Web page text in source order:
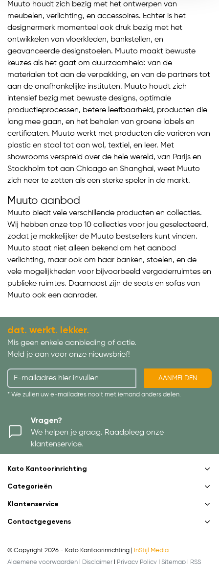
Muuto houdt zich bezig met het ontwerpen van
meubelen, verlichting, en accessoires. Echter is het
designermerk momenteel ook druk bezig met het
ontwikkelen van vloerkleden, bankstellen, en
geavanceerde designstoelen. Muuto maakt bewuste
keuzes als het gaat om duurzaamheid: van de
materialen tot aan de verpakking, en van de partners tot
aan de onafhankelijke instituten. Muuto houdt zich
intensief bezig met bewuste designs, optimale
productieprocessen, betere leefbaarheid, producten die
lang mee gaan, en het behalen van groene labels en
certificaten. Muuto werkt met producten die variëren van
plastic en staal tot aan wol, textiel, en leer. Met
showrooms verspreid over de hele wereld, van Parijs en
Stockholm tot aan Chicago en Shanghai, weet Muuto
zich neer te zetten als een sterke speler in de markt.
Muuto aanbod
Muuto biedt vele verschillende producten en collecties.
Wij hebben onze top 10 collecties voor jou geselecteerd,
zodat je makkelijker de Muuto bestsellers kunt vinden.
Muuto staat niet alleen bekend om het aanbod
verlichting, maar ook om haar banken, stoelen, en de
vele mogelijkheden voor bijvoorbeeld vergaderruimtes en
publieke ruimtes. Daarnaast zijn de seats en sofas van
Muuto ook een aanrader.
dat. werkt. lekker.
Mis geen enkele aanbieding of actie.
Meld je aan voor onze nieuwsbrief!
AANMELDEN
* We zullen uw e-mailadres nooit met iemand anders delen.
Vragen?
We helpen je graag. Raadpleeg onze
klantenservice.
Kato Kantoorinrichting
Categorieën
Klantenservice
Contactgegevens
© Copyright 2026 - Kato Kantoorinrichting |
InStijl Media
Algemene voorwaarden
Disclaimer Privacy Policy Sitemap RSS